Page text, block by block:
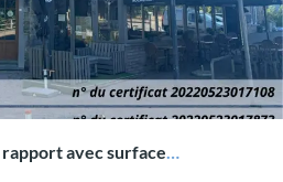
rapport avec surface